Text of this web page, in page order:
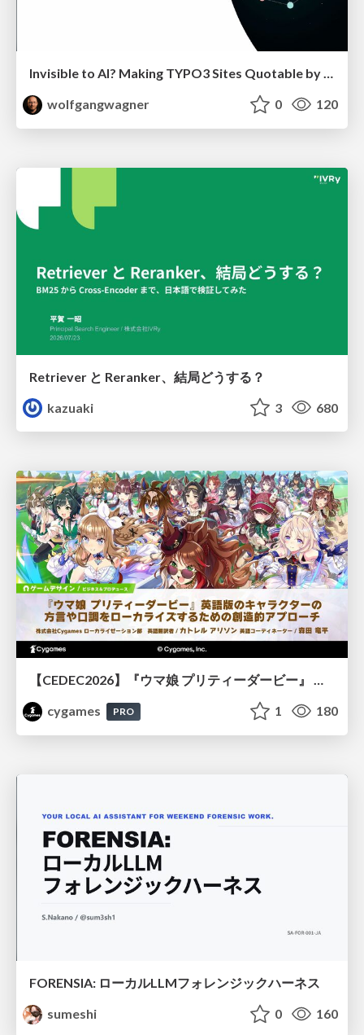
Invisible to AI? Making TYPO3 Sites Quotable by AI Search Systems
wolfgangwagner
0 120
Retriever と Reranker、結局どうする？
kazuaki
3 680
【CEDEC2026】『ウマ娘 プリティーダービー』 英語版のキャラクターの方言や口調をローカライズするための創造的アプローチ
cygames
PRO 1 180
FORENSIA: ローカルLLMフォレンジックハーネス
sumeshi
0 160